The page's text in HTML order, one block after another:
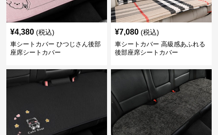
¥4,380 (税込)
車シートカバー ひつじさん後部
座席シートカバー
¥7,080 (税込)
車シートカバー 高級感あふれる
後部座席シートカバー